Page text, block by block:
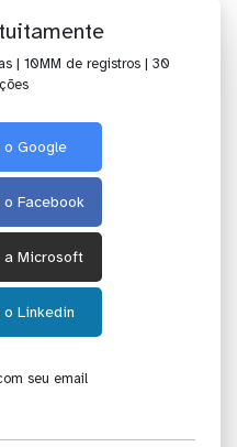
| 10MM de registros | 30
o Google
o Facebook
a Microsoft
Linkedin
seu email